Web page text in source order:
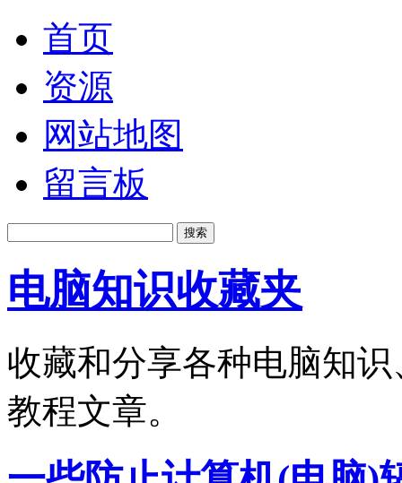
首页
资源
网站地图
留言板
电脑知识收藏夹
收藏和分享各种电脑知
教程文章。